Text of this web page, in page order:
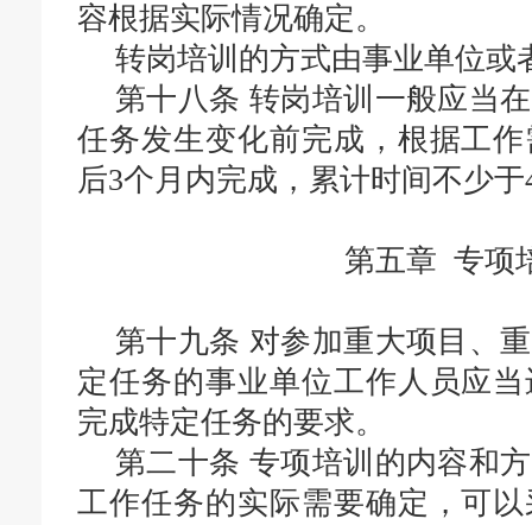
容根据实际情况确定。
转岗培训的方式由事业单位或
第十八条 转岗培训一般应当
任务发生变化前完成，根据工
后3个月内完成，累计时间不少
第五章 专项
第十九条 对参加重大项目、
定任务的事业单位工作人员应
完成特定任务的要求。
第二十条 专项培训的内容和
工作任务的实际需要确定，可